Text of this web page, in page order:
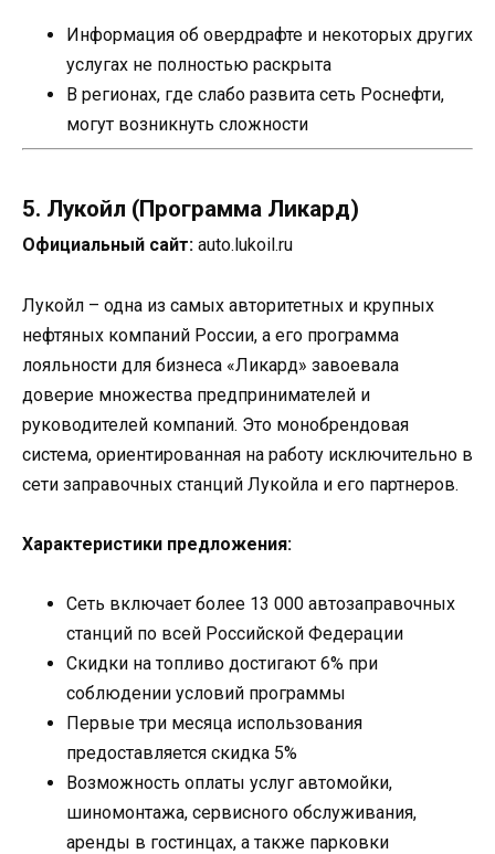
Информация об овердрафте и некоторых других
услугах не полностью раскрыта
В регионах, где слабо развита сеть Роснефти,
могут возникнуть сложности
5. Лукойл (Программа Ликард)
Официальный сайт: auto.lukoil.ru
Лукойл – одна из самых авторитетных и крупных
нефтяных компаний России, а его программа
лояльности для бизнеса «Ликард» завоевала
доверие множества предпринимателей и
руководителей компаний. Это монобрендовая
система, ориентированная на работу исключительно в
сети заправочных станций Лукойла и его партнеров.
Характеристики предложения:
Сеть включает более 13 000 автозаправочных
станций по всей Российской Федерации
Скидки на топливо достигают 6% при
соблюдении условий программы
Первые три месяца использования
предоставляется скидка 5%
Возможность оплаты услуг автомойки,
шиномонтажа, сервисного обслуживания,
аренды в гостинцах, а также парковки